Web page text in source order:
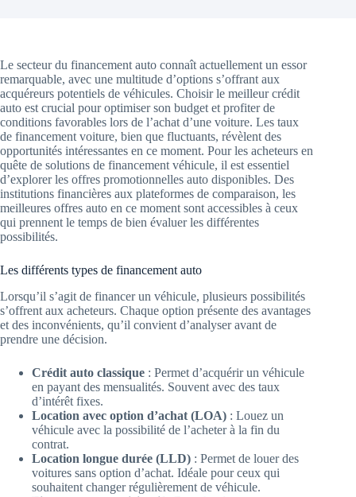
Le secteur du financement auto connaît actuellement un essor
remarquable, avec une multitude d’options s’offrant aux
acquéreurs potentiels de véhicules. Choisir le meilleur crédit
auto est crucial pour optimiser son budget et profiter de
conditions favorables lors de l’achat d’une voiture. Les taux
de financement voiture, bien que fluctuants, révèlent des
opportunités intéressantes en ce moment. Pour les acheteurs en
quête de solutions de financement véhicule, il est essentiel
d’explorer les offres promotionnelles auto disponibles. Des
institutions financières aux plateformes de comparaison, les
meilleures offres auto en ce moment sont accessibles à ceux
qui prennent le temps de bien évaluer les différentes
possibilités.
Les différents types de financement auto
Lorsqu’il s’agit de financer un véhicule, plusieurs possibilités
s’offrent aux acheteurs. Chaque option présente des avantages
et des inconvénients, qu’il convient d’analyser avant de
prendre une décision.
Crédit auto classique : Permet d’acquérir un véhicule
en payant des mensualités. Souvent avec des taux
d’intérêt fixes.
Location avec option d’achat (LOA) : Louez un
véhicule avec la possibilité de l’acheter à la fin du
contrat.
Location longue durée (LLD) : Permet de louer des
voitures sans option d’achat. Idéale pour ceux qui
souhaitent changer régulièrement de véhicule.